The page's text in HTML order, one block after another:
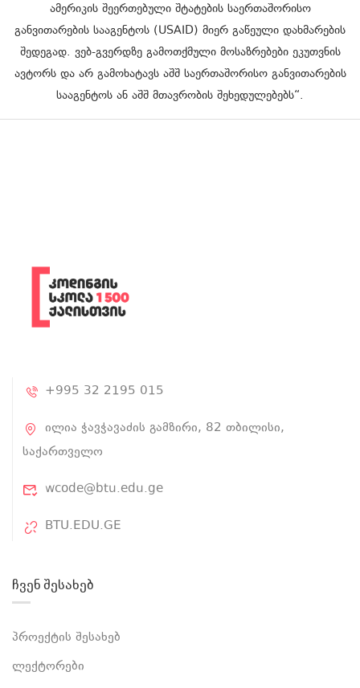
ამერიკის შეერთებული შტატების საერთაშორისო
განვითარების სააგენტოს (USAID) მიერ გაწეული დახმარების
შედეგად. ვებ-გვერდზე გამოთქმული მოსაზრებები ეკუთვნის
ავტორს და არ გამოხატავს აშშ საერთაშორისო განვითარების
სააგენტოს ან აშშ მთავრობის შეხედულებებს“.
+995 32 2195 015
ილია ჭავჭავაძის გამზირი, 82 თბილისი,
საქართველო
wcode@btu.edu.ge
BTU.EDU.GE
ჩვენ შესახებ
პროექტის შესახებ
ლექტორები